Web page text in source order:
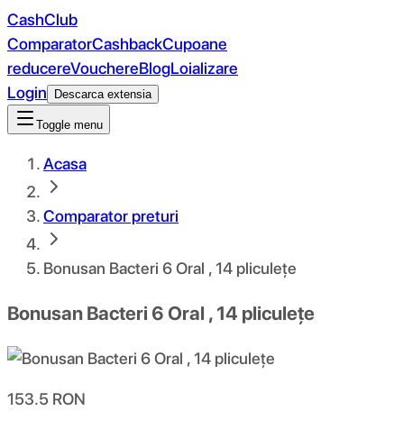
CashClub
ComparatorCashbackCupoane
reducereVouchereBlogLoializare
Login
Descarca extensia
Toggle menu
Acasa
Comparator preturi
Bonusan Bacteri 6 Oral , 14 pliculețe
Bonusan Bacteri 6 Oral , 14 pliculețe
153.5 RON